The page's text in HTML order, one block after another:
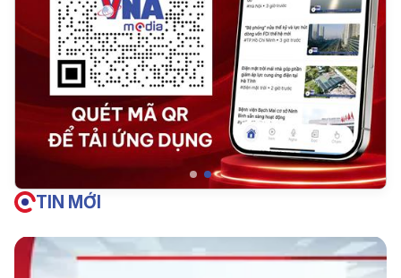
TIN MỚI